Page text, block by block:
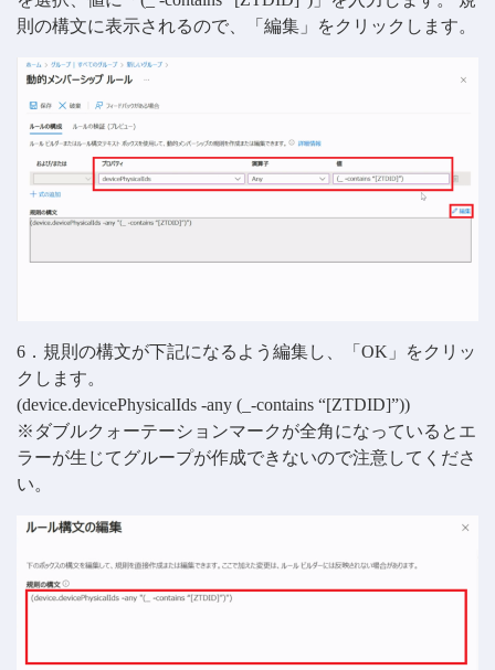
則の構文に表示されるので、「編集」をクリックします。
6．規則の構文が下記になるよう編集し、「OK」をクリッ
クします。
(device.devicePhysicalIds -any (_-contains “[ZTDID]”))
※ダブルクォーテーションマークが全角になっているとエ
ラーが生じてグループが作成できないので注意してくださ
い。